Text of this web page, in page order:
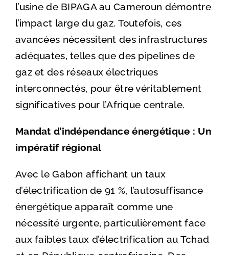
l’usine de BIPAGA au Cameroun démontre
l’impact large du gaz. Toutefois, ces
avancées nécessitent des infrastructures
adéquates, telles que des pipelines de
gaz et des réseaux électriques
interconnectés, pour être véritablement
significatives pour l’Afrique centrale.
Mandat d’indépendance énergétique : Un
impératif régional
Avec le Gabon affichant un taux
d’électrification de 91 %, l’autosuffisance
énergétique apparaît comme une
nécessité urgente, particulièrement face
aux faibles taux d’électrification au Tchad